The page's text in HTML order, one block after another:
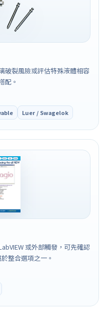
破裂風險或評估特殊液體相容
配。
Luer / Swagelok
或外部觸發，可先確認
整合選項之一。